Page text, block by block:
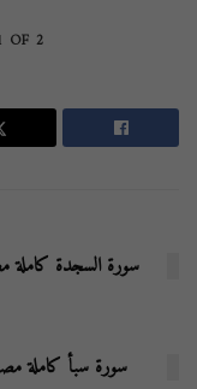
OF 2
سورة السجدة
سورة سبأ كاملة